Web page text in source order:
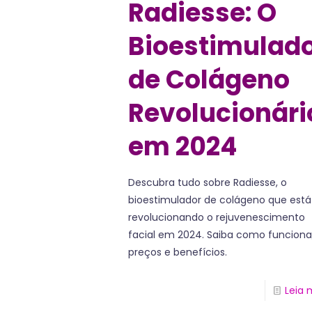
Radiesse: O
de Colágeno
em 2024
Descubra tudo sobre Radiesse, o
bioestimulador de colágeno que está
revolucionando o rejuvenescimento
facial em 2024. Saiba como
preços e benefícios.
Leia